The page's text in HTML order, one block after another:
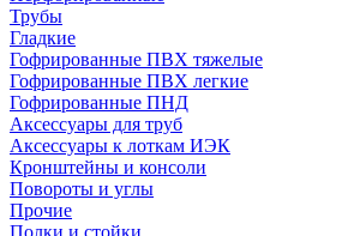
Трубы
Гладкие
Гофрированные ПВХ тяжелые
Гофрированные ПВХ легкие
Гофрированные ПНД
Аксессуары для труб
Аксессуары к лоткам ИЭК
Кронштейны и консоли
Повороты и углы
Прочие
Полки и стойки